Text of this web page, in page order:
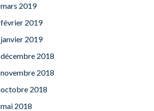
mars 2019
février 2019
janvier 2019
décembre 2018
novembre 2018
octobre 2018
mai 2018